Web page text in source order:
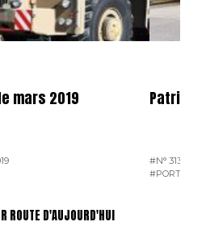
mars 2019 Patrice
#N° 313
#PORTRAIT
ROUTE D'AUJOURD'HUI